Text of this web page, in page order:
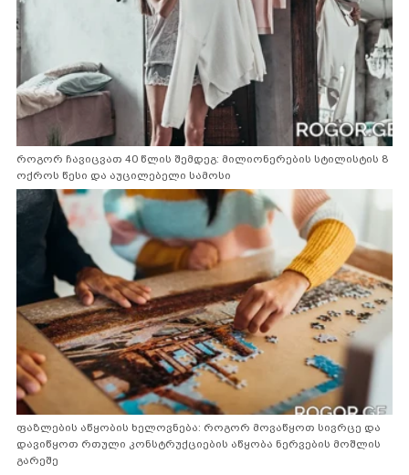
როგორ ჩავიცვათ 40 წლის შემდეგ: მილიონერების სტილისტის 8
ოქროს წესი და აუცილებელი სამოსი
ფაზლების აწყობის ხელოვნება: როგორ მოვაწყოთ სივრცე და
დავიწყოთ რთული კონსტრუქციების აწყობა ნერვების მოშლის
გარეშე